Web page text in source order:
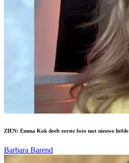
ZIEN: Emma Kok deelt eerste foto met nieuwe liefde
Barbara Barend